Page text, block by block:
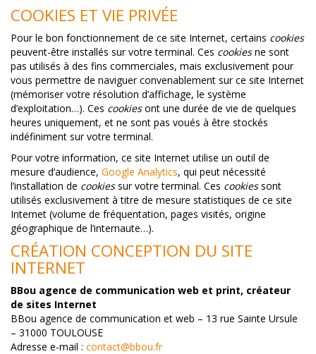
COOKIES ET VIE PRIVÉE
Pour le bon fonctionnement de ce site Internet, certains cookies
peuvent-être installés sur votre terminal. Ces cookiesne sont
pas utilisés à des fins commerciales, mais exclusivement pour
vous permettre de naviguer convenablement sur ce site Internet
(mémoriser votre résolution d’affichage, le système
d’exploitation…). Ces cookiesont une durée de vie de quelques
heures uniquement, et ne sont pas voués à être stockés
indéfiniment sur votre terminal.
Pour votre information, ce site Internet utilise un outil de
mesure d’audience, Google Analytics, qui peut nécessité
l’installation de cookiessur votre terminal. Ces cookiessont
utilisés exclusivement à titre de mesure statistiques de ce site
Internet (volume de fréquentation, pages visités, origine
géographique de l’internaute…).
CRÉATION CONCEPTION DU SITE
INTERNET
BBou agence de communication web et print, créateur
de sites Internet
BBou agence de communication et web – 13 rue Sainte Ursule
– 31000 TOULOUSE
Adresse e-mail : contact@bbou.fr